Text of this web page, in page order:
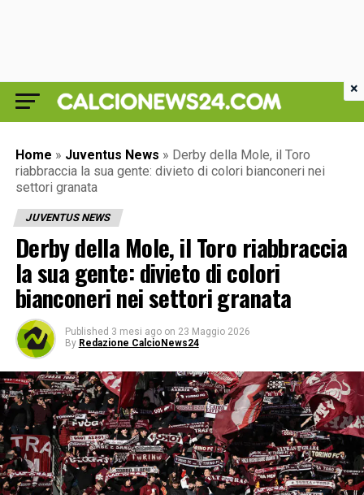
Home » Juventus News » Derby della Mole, il Toro
riabbraccia la sua gente: divieto di colori bianconeri nei
settori granata
JUVENTUS NEWS
Derby della Mole, il Toro riabbraccia
la sua gente: divieto di colori
bianconeri nei settori granata
Published 3 mesi ago on 23 Maggio 2026
By Redazione CalcioNews24
×